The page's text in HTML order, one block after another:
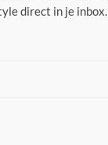
direct in je inbox.